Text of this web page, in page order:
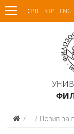
СРП SRP ENG
ВестиПозив за пријаву за